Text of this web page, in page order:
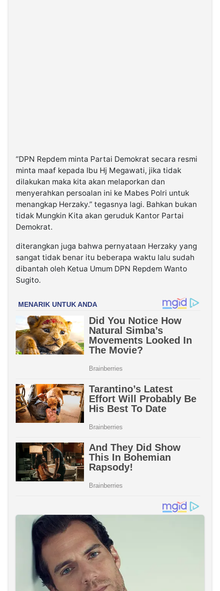
“DPN Repdem minta Partai Demokrat secara resmi
minta maaf kepada Ibu Hj Megawati, jika tidak
dilakukan maka kita akan melaporkan dan
menyerahkan persoalan ini ke Mabes Polri untuk
menangkap Herzaky.” tegasnya lagi. Bahkan bukan
tidak Mungkin Kita akan geruduk Kantor Partai
Demokrat.
diterangkan juga bahwa pernyataan Herzaky yang
sangat tidak benar itu beberapa waktu lalu sudah
dibantah oleh Ketua Umum DPN Repdem Wanto
Sugito.